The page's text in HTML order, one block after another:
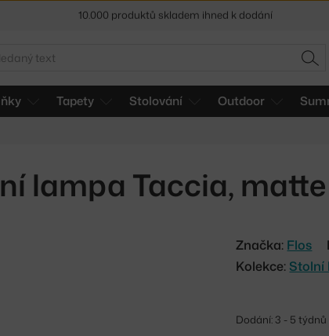
Tapety Stolování Outdoor
lampa Taccia,
Značka: Flos
Kolekce: Stolní
Dodání: 3 - 5 týdnů
Sleva 5 % pro odběratelenewsletteru